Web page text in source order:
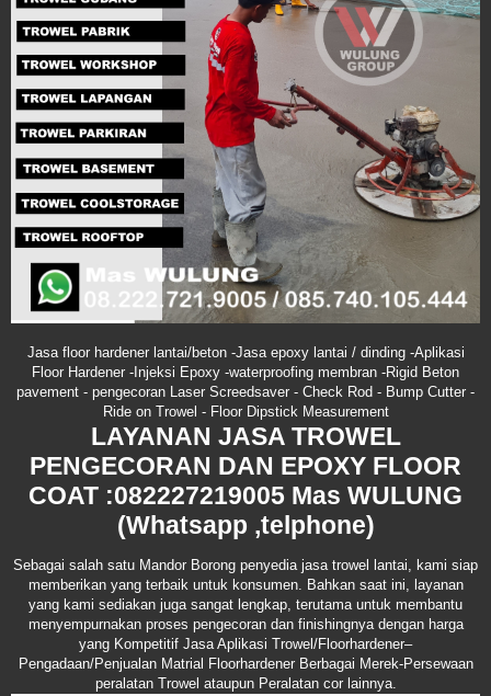
Jasa floor hardener lantai/beton -Jasa epoxy lantai / dinding -Aplikasi
Floor Hardener -Injeksi Epoxy -waterproofing membran -Rigid Beton
pavement - pengecoran Laser Screedsaver - Check Rod - Bump Cutter -
Ride on Trowel - Floor Dipstick Measurement
LAYANAN JASA TROWEL
PENGECORAN DAN EPOXY FLOOR
COAT :082227219005 Mas WULUNG
(Whatsapp ,telphone)
Sebagai salah satu Mandor Borong penyedia jasa trowel lantai, kami siap
memberikan yang terbaik untuk konsumen. Bahkan saat ini, layanan
yang kami sediakan juga sangat lengkap, terutama untuk membantu
menyempurnakan proses pengecoran dan finishingnya dengan harga
yang Kompetitif Jasa Aplikasi Trowel/Floorhardener–
Pengadaan/Penjualan Matrial Floorhardener Berbagai Merek-Persewaan
peralatan Trowel ataupun Peralatan cor lainnya.